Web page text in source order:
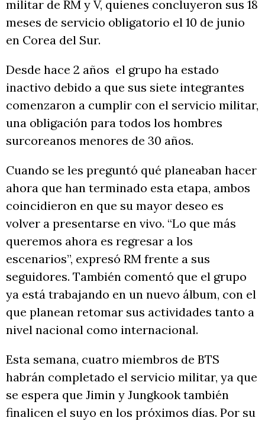
militar de RM y V, quienes concluyeron sus 18
meses de servicio obligatorio el 10 de junio
en Corea del Sur.
Desde hace 2 años el grupo ha estado
inactivo debido a que sus siete integrantes
comenzaron a cumplir con el servicio militar,
una obligación para todos los hombres
surcoreanos menores de 30 años.
Cuando se les preguntó qué planeaban hacer
ahora que han terminado esta etapa, ambos
coincidieron en que su mayor deseo es
volver a presentarse en vivo. “Lo que más
queremos ahora es regresar a los
escenarios”, expresó RM frente a sus
seguidores. También comentó que el grupo
ya está trabajando en un nuevo álbum, con el
que planean retomar sus actividades tanto a
nivel nacional como internacional.
Esta semana, cuatro miembros de BTS
habrán completado el servicio militar, ya que
se espera que Jimin y Jungkook también
finalicen el suyo en los próximos días. Por su